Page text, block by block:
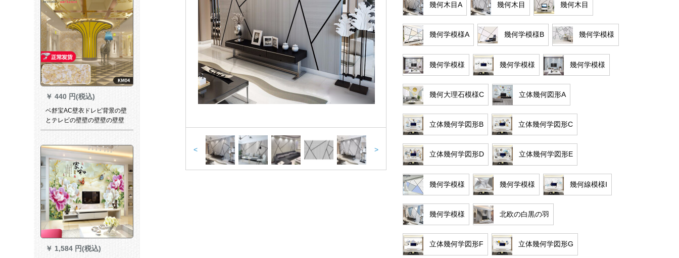
￥ 440 円(税込)
ベ舒宝AC壁衣ドレビ背景の壁
とテレビの壁壁の壁壁の壁壁
の壁纸は居間が简単です。ベ
の純粋味環境保護の壁衣繊維
塗料から500 g富貴金-KM 04
￥ 1,584 円(税込)
< >
幾何木目A 幾何木目 幾何木目
幾何学模様A 幾何学模様B 幾何学模様
幾何学模様 幾何学模様 幾何学模様
幾何大理石模様C 立体幾何図形A
立体幾何学図形B 立体幾何学図形C
立体幾何学図形D 立体幾何学図形E
幾何学模様 幾何学模様 幾何線模様I
幾何学模様 北欧の白黒の羽
立体幾何学図形F 立体幾何学図形G